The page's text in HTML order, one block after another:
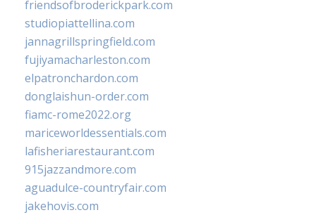
friendsofbroderickpark.com
studiopiattellina.com
jannagrillspringfield.com
fujiyamacharleston.com
elpatronchardon.com
donglaishun-order.com
fiamc-rome2022.org
mariceworldessentials.com
lafisheriarestaurant.com
915jazzandmore.com
aguadulce-countryfair.com
jakehovis.com